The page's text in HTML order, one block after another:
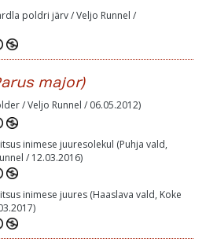
poldri järv / Veljo Runnel /
major)
/ Veljo Runnel / 06.05.2012)
inimese juuresolekul (Puhja vald,
/ 12.03.2016)
inimese juures (Haaslava vald, Koke